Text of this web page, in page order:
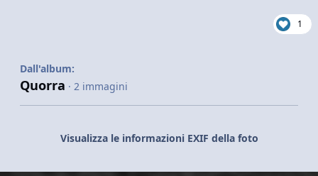
1
Dall'album:
Quorra · 2 immagini
Visualizza le informazioni EXIF della foto